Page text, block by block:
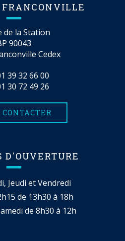
de la Station
90043
Cedex
39 32 66 00
30 72 49 26
D'OUVERTURE
Jeudi et Vendredi
de 13h30 à 18h
de 8h30 à 12h